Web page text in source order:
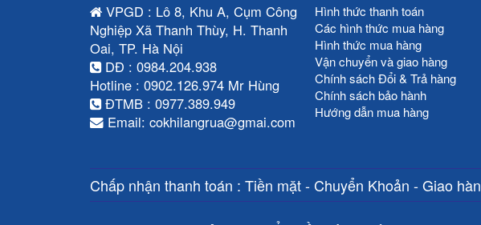
VPGD : Lô 8, Khu A, Cụm Công
Nghiệp Xã Thanh Thùy, H. Thanh
Oai, TP. Hà Nội
DĐ : 0984.204.938
Hotline : 0902.126.974 Mr Hùng
ĐTMB : 0977.389.949
Email: cokhilangrua@gmai.com
Hình thức thanh toán
Các hình thức mua hàng
Hình thức mua hàng
Vận chuyển và giao hàng
Chính sách Đổi & Trả hàng
Chính sách bảo hành
Hướng dẫn mua hàng
Chấp nhận thanh toán : Tiền mặt - Chuyển Khoản - Giao